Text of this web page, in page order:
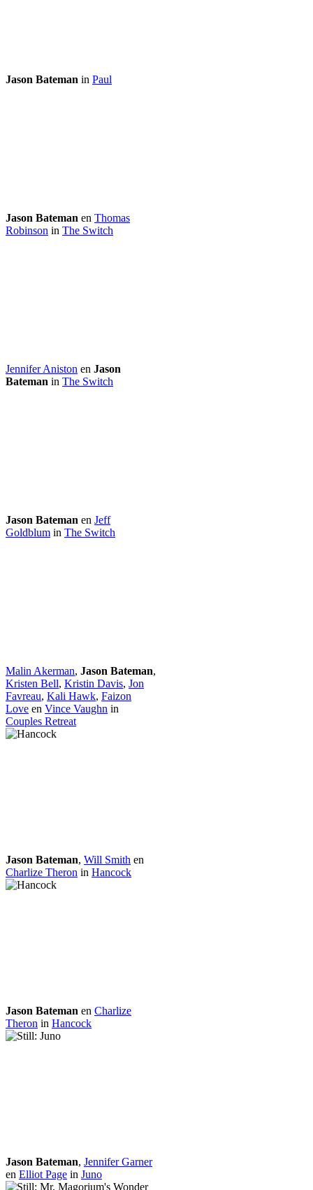
Jason Bateman in Paul
Jason Bateman en Thomas
Robinson in The Switch
Jennifer Aniston en Jason
Bateman in The Switch
Jason Bateman en Jeff
Goldblum in The Switch
Malin Akerman, Jason Bateman,
Kristen Bell, Kristin Davis, Jon
Favreau, Kali Hawk, Faizon
Love en Vince Vaughn in
Couples Retreat
Jason Bateman, Will Smith en
Charlize Theron in Hancock
Jason Bateman en Charlize
Theron in Hancock
Jason Bateman, Jennifer Garner
en Elliot Page in Juno